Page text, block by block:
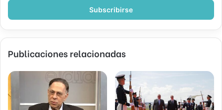
Publicaciones relacionadas